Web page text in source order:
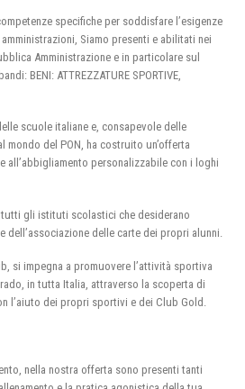
specifiche per soddisfare l’esigenze
Siamo presenti e abilitati nei
Amministrazione e in particolare sul
BENI: ATTREZZATURE SPORTIVE,
scuole italiane e, consapevole delle
del PON, ha costruito un’offerta
all’abbigliamento personalizzabile con i loghi
gli istituti scolastici che desiderano
delle carte dei propri alunni.
si impegna a promuovere l’attività sportiva
in tutta Italia, attraverso la scoperta di
l’aiuto dei propri sportivi e dei Club Gold.
nella nostra offerta sono presenti tanti